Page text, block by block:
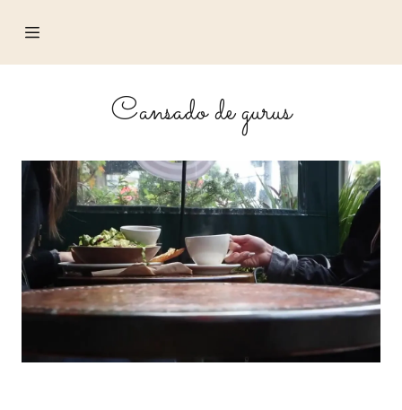
CONTACTO
ACERCA
DE
Cansado de gurus